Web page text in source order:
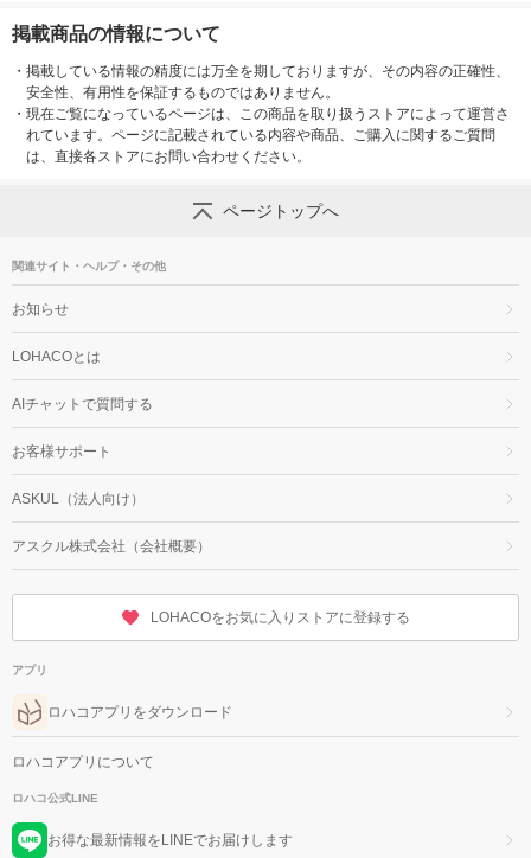
掲載商品の情報について
・ 掲載している情報の精度には万全を期しておりますが、その内容の正確性、
安全性、有用性を保証するものではありません。
・ 現在ご覧になっているページは、この商品を取り扱うストアによって運営さ
れています。ページに記載されている内容や商品、ご購入に関するご質問
は、直接各ストアにお問い合わせください。
ページトップへ
関連サイト・ヘルプ・その他
お知らせ
LOHACOとは
AIチャットで質問する
お客様サポート
ASKUL（法人向け）
アスクル株式会社（会社概要）
LOHACOをお気に入りストアに登録する
アプリ
ロハコアプリをダウンロード
ロハコアプリについて
ロハコ公式LINE
お得な最新情報をLINEでお届けします